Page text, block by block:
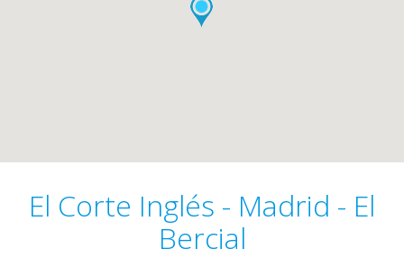
El Corte Inglés - Madrid - El
Bercial